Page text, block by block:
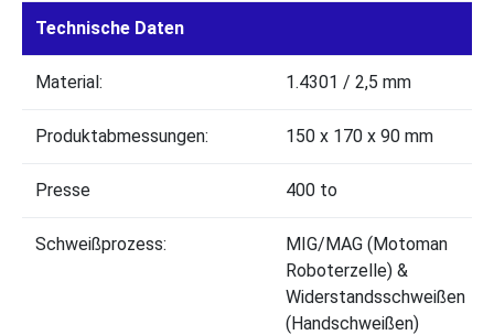
Technische Daten
Material: 1.4301 / 2,5 mm
Produktabmessungen: 150 x 170 x 90 mm
Presse 400 to
Schweißprozess:
MIG/MAG (Motoman
Roboterzelle) &
Widerstandsschweißen
(Handschweißen)